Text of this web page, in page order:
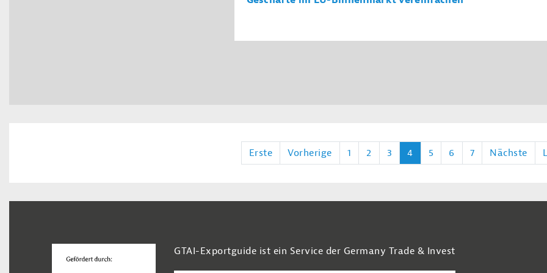
Erste Vorherige 1 2 3 4 5 6 7 Nächste
GTAI-Exportguide ist ein Service der Germany Trade & Invest
Footer Navigation